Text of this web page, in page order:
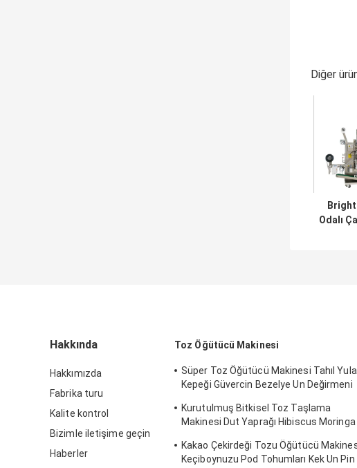
Diğer
Odalı
Hakkında
Hakkımızda
Fabrika turu
Kalite kontrol
Bizimle iletişime geçin
Haberler
Toz Öğütücü Makinesi
Süper Toz Öğütücü Makinesi Tahıl
Kepeği Güvercin Bezelye Un Değirmeni
Kurutulmuş Bitkisel Toz Taşlama
Makinesi Dut Yaprağı Hibiscus Moringa
Kakao Çekirdeği Tozu Öğütücü
Keçiboynuzu Pod Tohumları Kek Un Pin